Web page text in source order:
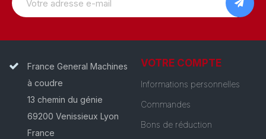
France General Machines
à coudre
13 chemin du génie
69200 Venissieux Lyon
France
VOTRE COMPTE
Informations personnelles
Commandes
Bons de réduction